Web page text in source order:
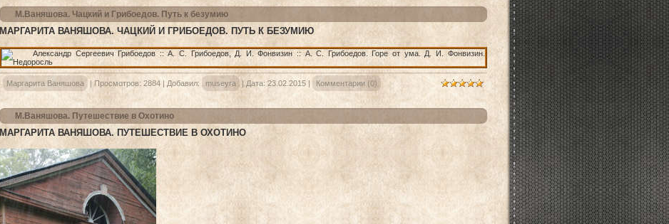
М.Ваняшова. Чацкий и Грибоедов. Путь к безумию
МАРГАРИТА ВАНЯШОВА. ЧАЦКИЙ И ГРИБОЕДОВ. ПУТЬ К БЕЗУМИЮ
Маргарита Ваняшова |Просмотров: 2884| Добавил: museyra | Дата: 23.02.2015 | Комментарии (0)
М.Ваняшова. Путешествие в Охотино
МАРГАРИТА ВАНЯШОВА. ПУТЕШЕСТВИЕ В ОХОТИНО